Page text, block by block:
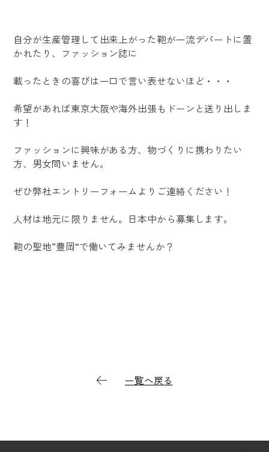
自分が生産管理して出来上がった鞄が一流デパートに置
かれたり、ファッション誌に
載ったときの喜びは一口で言い表せないほど・・・
希望があれば東京大阪や海外出張もドーンと送り出しま
す！
ファッションに興味がある方、物づくりに携わりたい
方、男女問いません。
ぜひ弊社エントリーフォームよりご連絡ください！
人材は地元に限りません。日本中から募集します。
鞄の聖地“豊岡”で働いてみませんか？
一覧へ戻る